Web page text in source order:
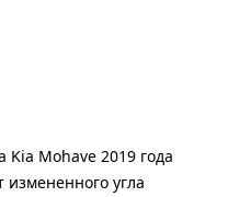
Kia Mohave 2019 года
угла